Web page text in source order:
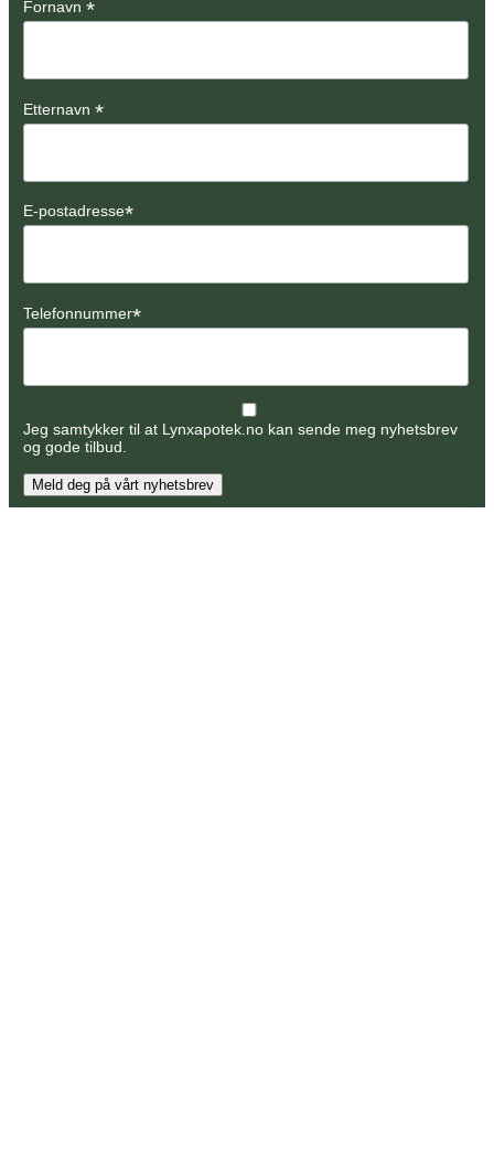
Fornavn *
Etternavn *
E-postadresse*
Telefonnummer*
Jeg samtykker til at Lynxapotek.no kan sende meg nyhetsbrev
og gode tilbud.
Meld deg på vårt nyhetsbrev